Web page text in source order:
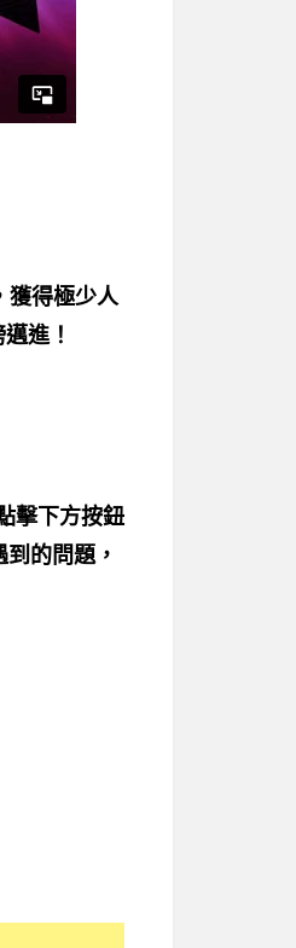
獲得極少人
進！
擊下方按鈕
的問題，